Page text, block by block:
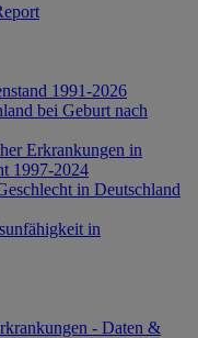
1991-2026
bei Geburt nach
Erkrankungen in
1997-2024
in Deutschland
in
- Daten &